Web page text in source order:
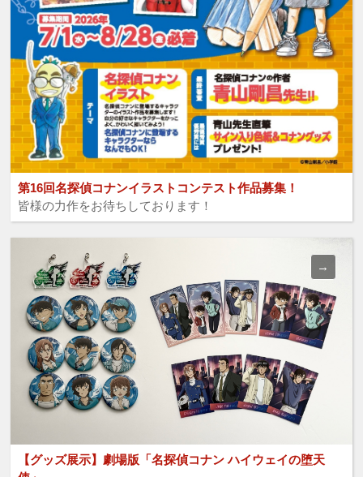
第16回名探偵コナンイラストコンテスト作品募集！
皆様の力作をお待ちしております！
【グッズ展示】劇場版「名探偵コナン ハイウェイの堕天